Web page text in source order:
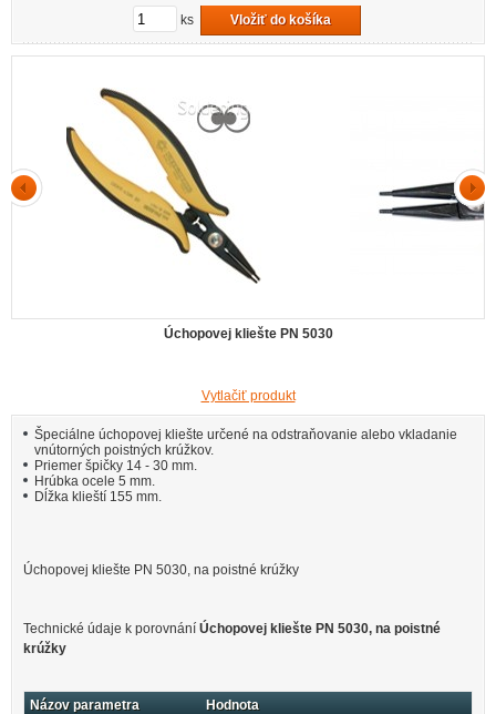
ks Vložiť do košíka
Úchopovej kliešte PN 5030
Vytlačiť produkt
Špeciálne úchopovej kliešte určené na odstraňovanie alebo vkladanie
vnútorných poistných krúžkov.
Priemer špičky 14 - 30 mm.
Hrúbka ocele 5 mm.
Dĺžka klieští 155 mm.
Úchopovej kliešte PN 5030, na poistné krúžky
Technické údaje k porovnání Úchopovej kliešte PN 5030, na poistné
krúžky
Názov parametra
Hodnota